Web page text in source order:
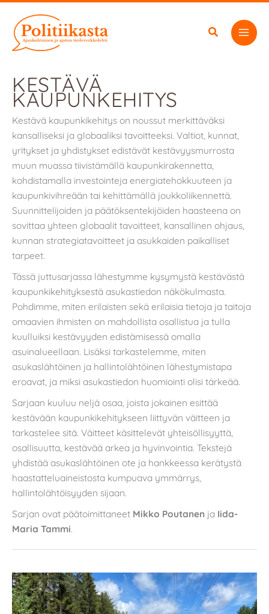
sisältöön
KESTÄVÄ
KAUPUNKEHITYS
Kestävä kaupunkikehitys on noussut merkittäväksi
kansalliseksi ja globaaliksi tavoitteeksi. Valtiot, kunnat,
yritykset ja yhdistykset edistävät kestävyysmurrosta
muun muassa tiivistämällä kaupunkirakennetta,
kohdistamalla investointeja energiatehokkuuteen ja
kaupunkivihreään tai kehittämällä joukkoliikennettä.
Suunnittelijoiden ja päätöksentekijöiden haasteena on
sovittaa yhteen globaalit tavoitteet, kansallinen ohjaus,
kunnan strategiatavoitteet ja asukkaiden paikalliset
tarpeet.
Tässä juttusarjassa lähestymme kysymystä kestävästä
kaupunkikehityksestä asukastiedon näkökulmasta.
Pohdimme, miten erilaisten sekä erilaisia tietoja ja taitoja
omaavien ihmisten on mahdollista osallistua ja tulla
kuulluiksi kestävyyden edistämisessä omalla
asuinalueellaan. Lisäksi tarkastelemme, miten
asukaslähtöinen ja hallintolähtöinen lähestymistapa
eroavat, ja miksi asukastiedon huomiointi olisi tärkeää.
Sarjaan kuuluu neljä osaa, joista jokainen esittää
kestävään kaupunkikehitykseen liittyvän väitteen ja
tarkastelee sitä. Väitteet käsittelevät yhteisöllisyyttä,
osallisuutta, kestävää arkea ja hyvinvointia. Tekstejä
yhdistää asukaslähtöinen ote ja hankkeessa kerätystä
haastatteluaineistosta kumpuava ymmärrys,
hallintolähtöisyyden sijaan.
Sarjan ovat päätoimittaneet Mikko Poutanen ja Iida-
Maria Tammi.